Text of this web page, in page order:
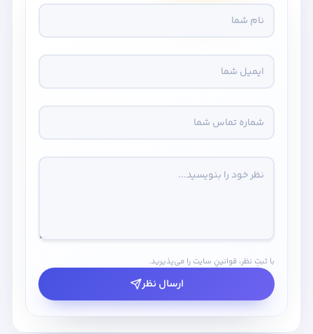
با ثبتِ نظر، قوانینِ سایت را می‌پذیرید.
ارسال نظر